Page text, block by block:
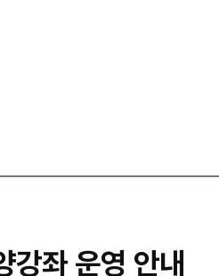
좌 운영 안내